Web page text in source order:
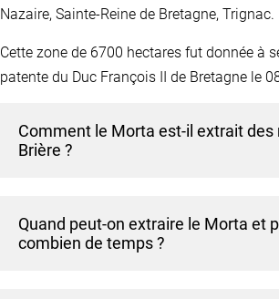
Nazaire, Sainte-Reine de Bretagne, Trignac.
Cette zone de 6700 hectares fut donnée à
patente du Duc François II de Bretagne le
Comment le Morta est-il extrait des
Brière ?
chantier. L’équipe sonde le sol pour
enfouis, puis creuse à la pelle et à la
Quand peut-on extraire le Morta et
combien de temps ?